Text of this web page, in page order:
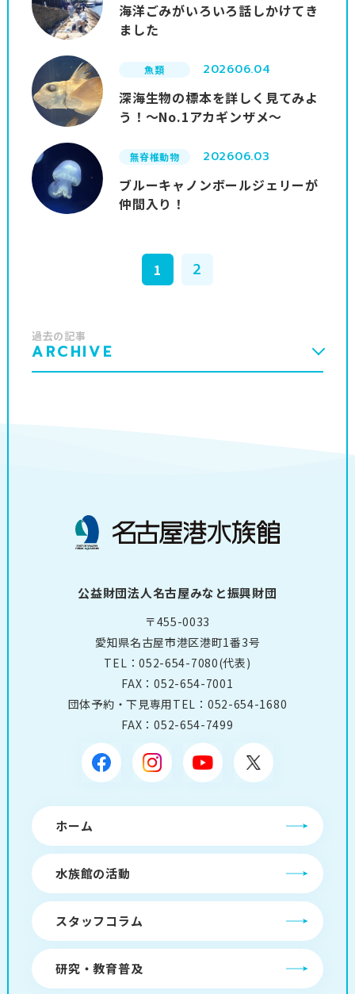
海洋ごみがいろいろ話しかけてき
ました
魚類 202606.04
深海生物の標本を詳しく見てみよ
う！～No.1アカギンザメ～
無脊椎動物 202606.03
ブルーキャノンボールジェリーが
仲間入り！
1 2
過去の記事
ARCHIVE
公益財団法人名古屋みなと振興財団
〒455-0033
愛知県名古屋市港区港町1番3号
TEL：052-654-7080(代表)
FAX：052-654-7001
団体予約・下見専用TEL： 052-654-1680
FAX：052-654-7499
ホーム
水族館の活動
スタッフコラム
研究・教育普及